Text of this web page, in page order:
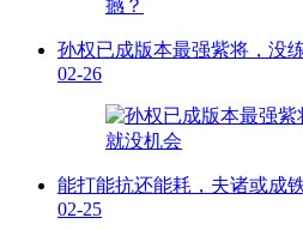
孙权已成版本最强紫将，没
02-26
能打能抗还能耗，夫诸或成
02-25